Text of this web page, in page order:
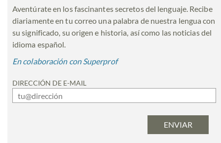
Aventúrate en los fascinantes secretos del lenguaje. Recibe
diariamente en tu correo una palabra de nuestra lengua con
su significado, su origen e historia, así como las noticias del
idioma español.
En colaboración con Superprof
DIRECCIÓN DE E-MAIL